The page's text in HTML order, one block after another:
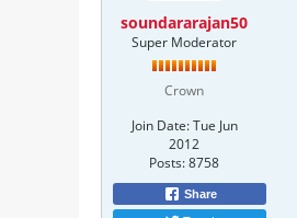
soundararajan50
Super Moderator
Crown
Join Date: Tue Jun
2012
Posts:8758
Share